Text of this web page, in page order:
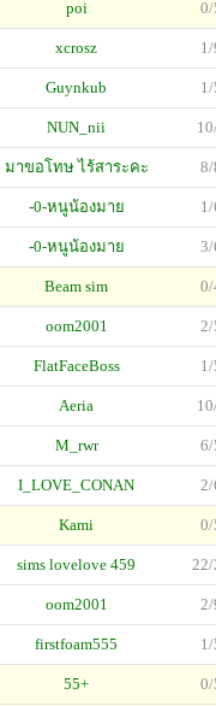
poi 0/
xcrosz
Guynkub
NUN_nii
มาขอโทษ ไร้สาระคะ 8/
-0-หนูน้องมาย
-0-หนูน้องมาย 3/
Beam sim 0/
oom2001
FlatFaceBoss
Aeria
M_rwr 6/
I_LOVE_CONAN
Kami 0/
sims lovelove 459
oom2001
firstfoam555
55+ 0/